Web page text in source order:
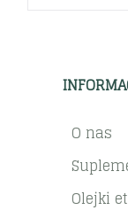
O nas
Olejki